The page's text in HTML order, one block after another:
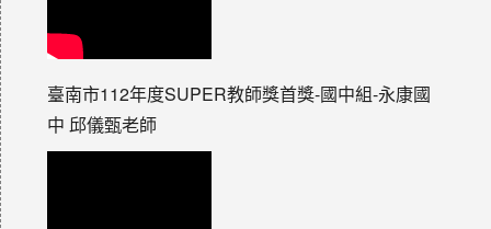
臺南市112年度SUPER教師獎首獎-國中組-永康國
中 邱儀甄老師